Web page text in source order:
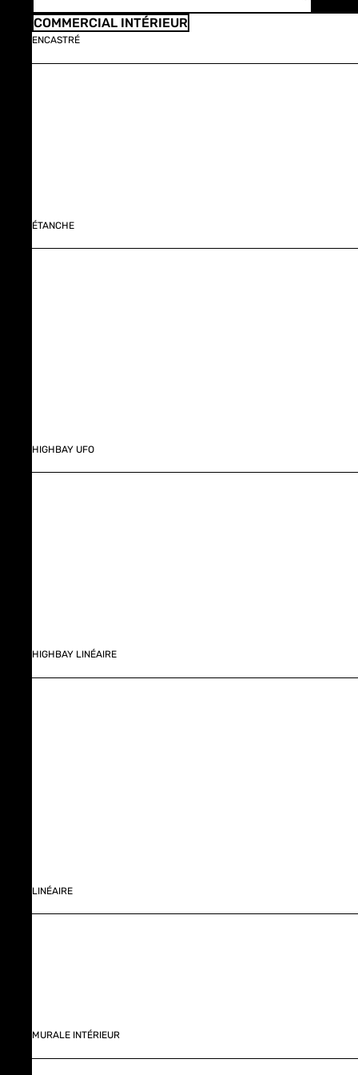
COMMERCIAL INTÉRIEUR
ENCASTRÉ
ÉTANCHE
HIGHBAY UFO
HIGHBAY LINÉAIRE
LINÉAIRE
MURALE INTÉRIEUR